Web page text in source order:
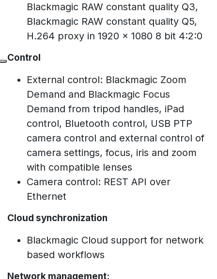
Blackmagic RAW constant quality Q3,
Blackmagic RAW constant quality Q5,
H.264 proxy in 1920 x 1080 8 bit 4:2:0
Control
External control: Blackmagic Zoom
Demand and Blackmagic Focus
Demand from tripod handles, iPad
control, Bluetooth control, USB PTP
camera control and external control of
camera settings, focus, iris and zoom
with compatible lenses
Camera control: REST API over
Ethernet
Cloud synchronization
Blackmagic Cloud support for network
based workflows
Network management: